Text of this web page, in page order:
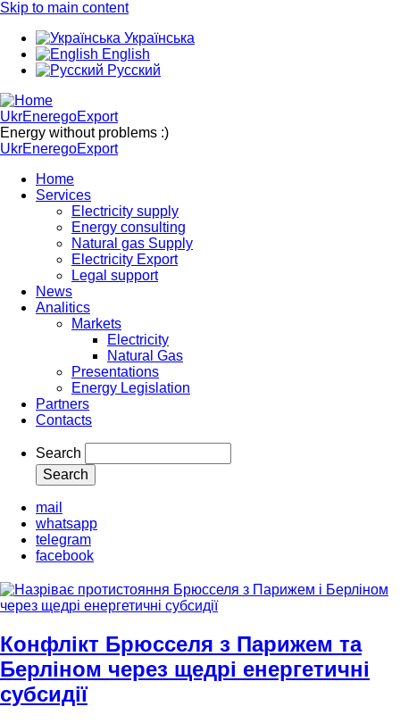
Skip to main content
Українська
English
Русский
UkrEneregoExport
Energy without problems :)
UkrEneregoExport
Home
Services
Electricity supply
Energy consulting
Natural gas Supply
Electricity Export
Legal support
News
Analitics
Markets
Electricity
Natural Gas
Presentations
Energy Legislation
Partners
Contacts
Search
mail
whatsapp
telegram
facebook
Конфлікт Брюсселя з Парижем та
Берліном через щедрі енергетичні
субсидії